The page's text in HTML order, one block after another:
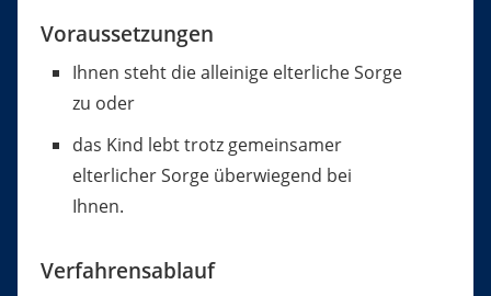
Voraussetzungen
Ihnen steht die alleinige elterliche Sorge
zu oder
das Kind lebt trotz gemeinsamer
elterlicher Sorge überwiegend bei
Ihnen.
Verfahrensablauf